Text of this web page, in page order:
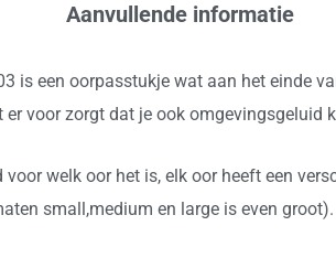
Aanvullende informatie
is een oorpasstukje wat aan het einde
voor zorgt dat je ook omgevingsgeluid
voor welk oor het is, elk oor heeft een
small,medium en large is even groot).